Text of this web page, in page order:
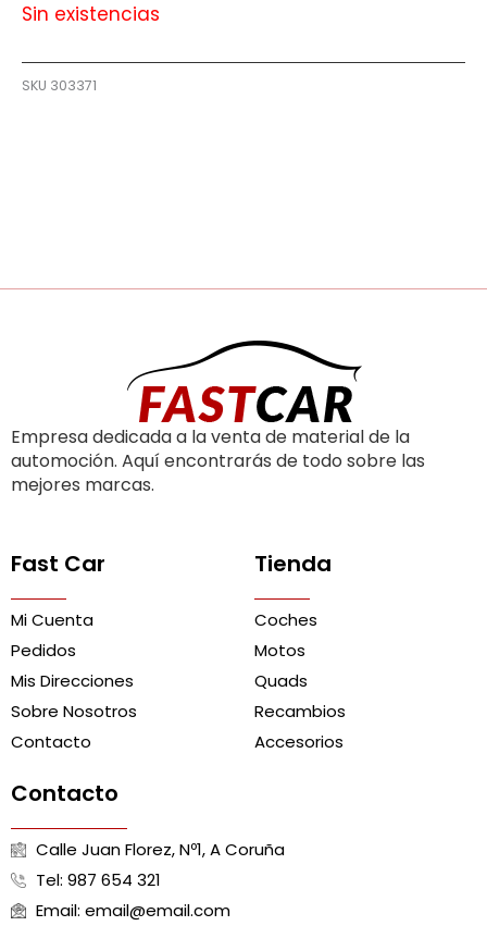
Sin existencias
SKU 303371
Empresa dedicada a la venta de material de la
automoción. Aquí encontrarás de todo sobre las
mejores marcas.
Fast Car
Mi Cuenta
Pedidos
Mis Direcciones
Sobre Nosotros
Contacto
Tienda
Coches
Motos
Quads
Recambios
Accesorios
Contacto
Calle Juan Florez, Nº1, A Coruña
Tel: 987 654 321
Email: email@email.com